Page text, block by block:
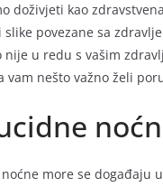
doživjeti kao
povezane sa
u redu s vašim
nešto važno želi
more se događaju